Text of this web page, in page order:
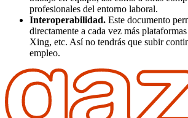
profesionales del entorno laboral.
Interoperabilidad. Este documento
directamente a cada vez más
Xing, etc. Así no tendrás que subir
empleo.